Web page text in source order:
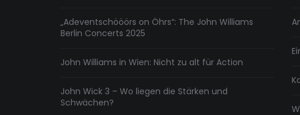
„Adeventschööörs on Öhrs“: The John Williams
Berlin Concerts 2025
John Williams in Wien: Nicht zu alt für Action
John Wick 3 – Wo liegen die Stärken und
Schwächen?